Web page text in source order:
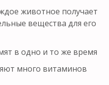
животное получает
вещества для его
в одно и то же время
много витаминов